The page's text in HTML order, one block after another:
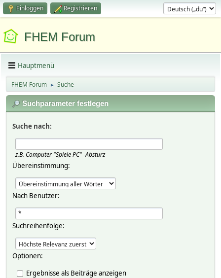
Einloggen Registrieren
FHEM Forum
Hauptmenü
FHEM Forum ► Suche
Suchparameter festlegen
Suche nach:
z.B. Computer "Spiele PC" -Absturz
Übereinstimmung:
Nach Benutzer:
Suchreihenfolge:
Optionen:
Ergebnisse als Beiträge anzeigen